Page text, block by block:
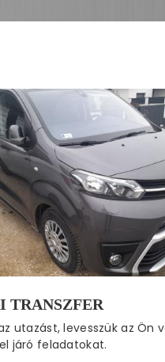
TRANSZFER
utazást, levesszük az Ön
járó feladatokat.